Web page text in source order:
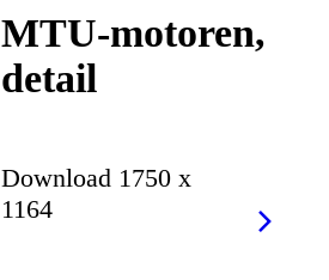
MTU-motoren,
detail
Download 1750 x
1164